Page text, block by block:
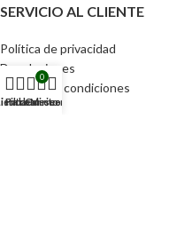
SERVICIO AL CLIENTE
Política de privacidad
Devoluciones
Términos y condiciones
Filtros
de deseos
0
Carrito
Mi cuenta